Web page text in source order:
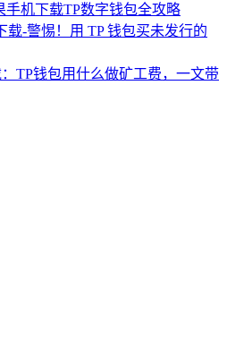
手机下载TP数字钱包全攻略
载-警惕！用 TP 钱包买未发行的
TP钱包用什么做矿工费，一文带